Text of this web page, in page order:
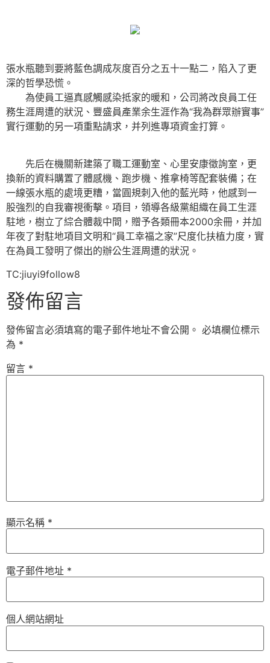
張水瓶聽到要將藍色調成灰度百分之五十一點二，陷入了更
深的哲學恐慌。
為使員工逼真感觸感染抵家的暖和，公司將改良員工任
務生涯周遭的狀況、豐盛員產業余生涯作為“我為群眾辦實事”
實行運動的另一項重點請求，并列進專項資金打算。
先后在機關新建築了職工運動室、心里安康徵詢室，更
換新的資料購置了體感機、跑步機、推拿椅等配套裝備；在
一線張水瓶的處境更糟，當圓規刺入他的藍光時，他感到一
股強烈的自我審視衝擊。項目，領導各級黨組織在員工生涯
駐地，樹立了綜合體裁中間，贈予各類冊本2000余冊，并加
年夜了對駐地項目文明和“員工幸福之家”尺度化扶植力度，實
在為員工發明了傑出的辦公生涯周遭的狀況。
TC:jiuyi9follow8
發佈留言
發佈留言必須填寫的電子郵件地址不會公開。 必填欄位標示
為 *
留言 *
顯示名稱 *
電子郵件地址 *
個人網站網址